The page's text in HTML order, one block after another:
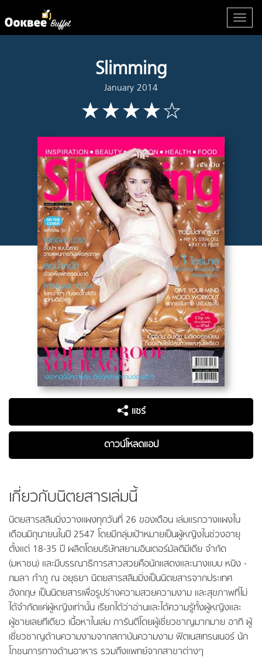
Slimming
January 2014
แชร์
ดาวน์โหลดแอป
เกี่ยวกับนิตยสารเล่มนี้
นิตยสารสลิมมิ่งวางแผงทุกวันที่ 26 ของเดือน เล่มแรกวางแผงใน
เดือนมิถุนายนในปี 2547 โดยมีกลุ่มเป้าหมายเป็นผู้หญิงในช่วงอายุ
ตั้งแต่ 18-35 ปี ผลิตโดยบริษัทสยามอินเตอร์มัลติมีเดีย จำกัด
(มหาชน) และมีบรรณาธิการสาวสวยคือนักแสดงและนางแบบ หนิง -
กมลา กำภู ณ อยุธยา นิตยสารสลิมมิ่งเป็นนิตยสารจากประเทศ
อังกฤษ เป็นนิตยสารเพื่อรูปร่างความสวยความงาม และสุขภาพที่ไม่
ได้จำกัดแค่ผู้หญิงเท่านั้น เรียกได้ว่าอ่านและได้ความรู้ทั้งผู้หญิงและ
ผู้ชายเลยทีเดียว เนื้อหาในเล่ม การันตีโดยผู้เชี่ยวชาญมากมาย อาทิ ผู้
เชี่ยวชาญด้านความงามจากสถาบันความงาม ฟิตเนสเทรนเนอร์ นัก
โภชนการทางด้านอาหาร รวมถึงแพทย์จากสาขาต่างๆ